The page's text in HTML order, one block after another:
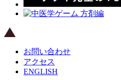
お問い合わせ
アクセス
ENGLISH